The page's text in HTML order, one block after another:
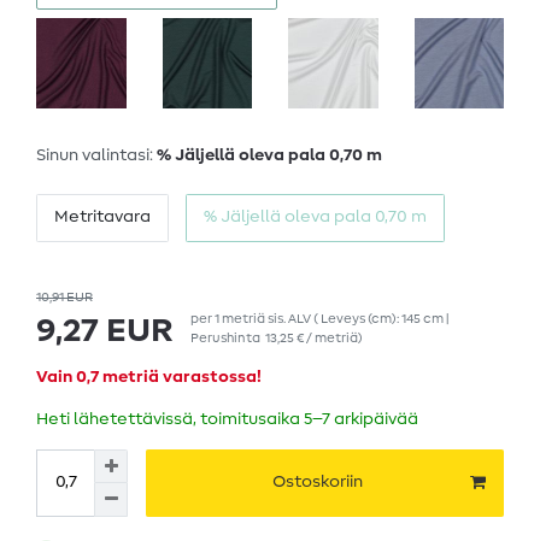
Sinun valintasi: % Jäljellä oleva pala 0,70 m
Metritavara % Jäljellä oleva pala 0,70 m
10,91 EUR
9,27 EUR per1 metriäsis. ALV( Leveys (cm): 145 cm |
Perushinta 13,25 € / metriä)
Vain 0,7 metriä varastossa!
Heti lähetettävissä, toimitusaika 5–7 arkipäivää
Ostoskoriin